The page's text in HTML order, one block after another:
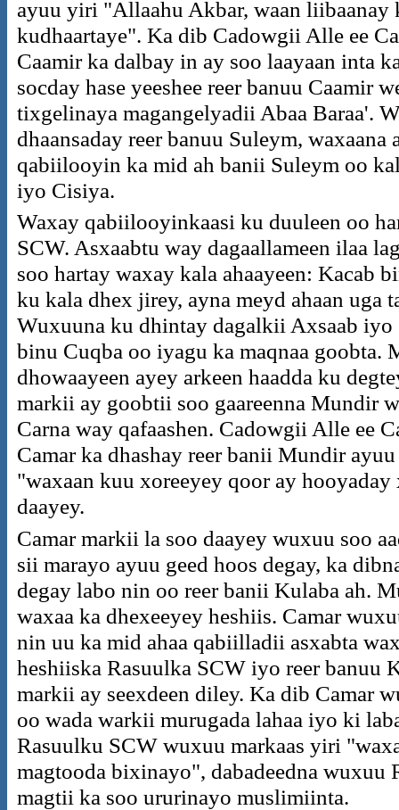
ayuu yiri "Allaahu Akbar, waan liibaanay
kudhaartaye". Ka dib Cadowgii Alle ee
Caamir ka dalbay in ay soo laayaan inta
socday hase yeeshee reer banuu Caamir
tixgelinaya magangelyadii Abaa Baraa'.
dhaansaday reer banuu Suleym,
qabiilooyin ka mid ah banii Suleym oo
iyo Cisiya.
Waxay qabiilooyinkaasi ku duuleen oo
SCW. Asxaabtu way dagaallameen ilaa
soo hartay waxay kala ahaayeen: Kacab
ku kala dhex jirey, ayna meyd ahaan uga
Wuxuuna ku dhintay dagalkii Axsaab
binu Cuqba oo iyagu ka maqnaa goobta.
dhowaayeen ayey arkeen haadda ku
markii ay goobtii soo gaareenna Mundir
Carna way qafaashen. Cadowgii Alle ee
Camar ka dhashay reer banii Mundir
"waxaan kuu xoreeyey qoor ay
daayey.
Camar markii la soo daayey wuxuu soo
sii marayo ayuu geed hoos degay, ka
degay labo nin oo reer banii Kulaba ah.
waxaa ka dhexeeyey heshiis. Camar
nin uu ka mid ahaa qabiilladii asxabta
heshiiska Rasuulka SCW iyo reer banuu
markii ay seexdeen diley. Ka dib Camar
oo wada warkii murugada lahaa iyo ki
Rasuulku SCW wuxuu markaas yiri
magtooda bixinayo", dabadeedna wuxuu
magtii ka soo ururinayo muslimiinta.